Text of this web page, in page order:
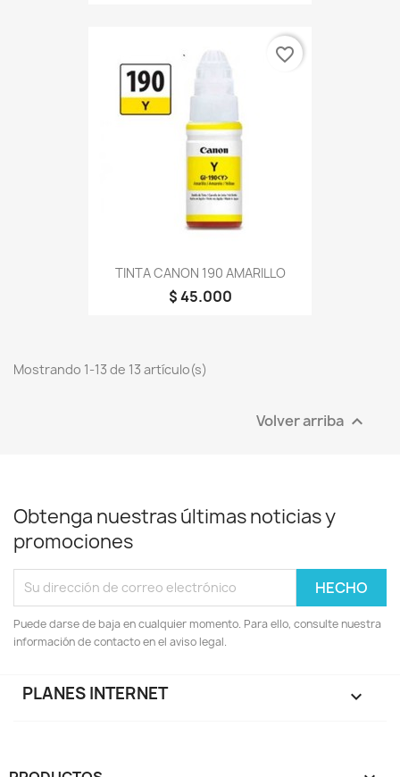
TINTA CANON 190 AMARILLO
$ 45.000
favorite_border
Mostrando 1-13 de 13 artículo(s)
Volver arriba 
Obtenga nuestras últimas noticias y
promociones
Puede darse de baja en cualquier momento. Para ello, consulte nuestra
información de contacto en el aviso legal.
PLANES INTERNET 